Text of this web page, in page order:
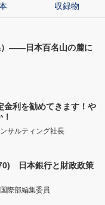
収録物
――日本百名山の麓に
金利を勧めてきます！や
サルティング社長
日本銀行と財政政策
際部編集委員